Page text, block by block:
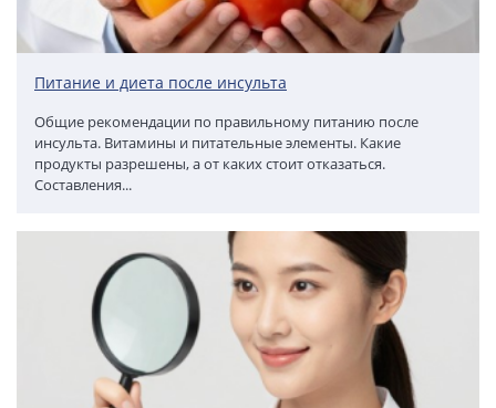
Питание и диета после инсульта
Общие рекомендации по правильному питанию после
инсульта. Витамины и питательные элементы. Какие
продукты разрешены, а от каких стоит отказаться.
Составления...